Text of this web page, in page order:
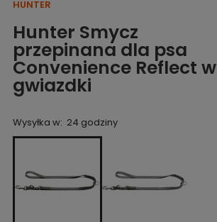
HUNTER
Hunter Smycz
przepinana dla psa
Convenience Reflect w
gwiazdki
Wysyłka w: 24 godziny